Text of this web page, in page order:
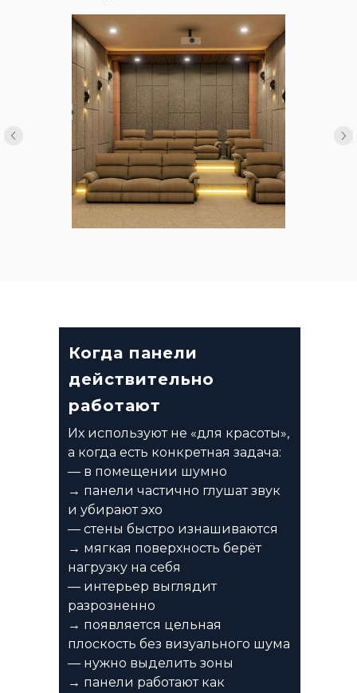
Когда панели
действительно
работают
Их используют не «для красоты»,
а когда есть конкретная задача:
— в помещении шумно
→ панели частично глушат звук
и убирают эхо
— стены быстро изнашиваются
→ мягкая поверхность берёт
нагрузку на себя
— интерьер выглядит
разрозненно
→ появляется цельная
плоскость без визуального шума
— нужно выделить зоны
→ панели работают как